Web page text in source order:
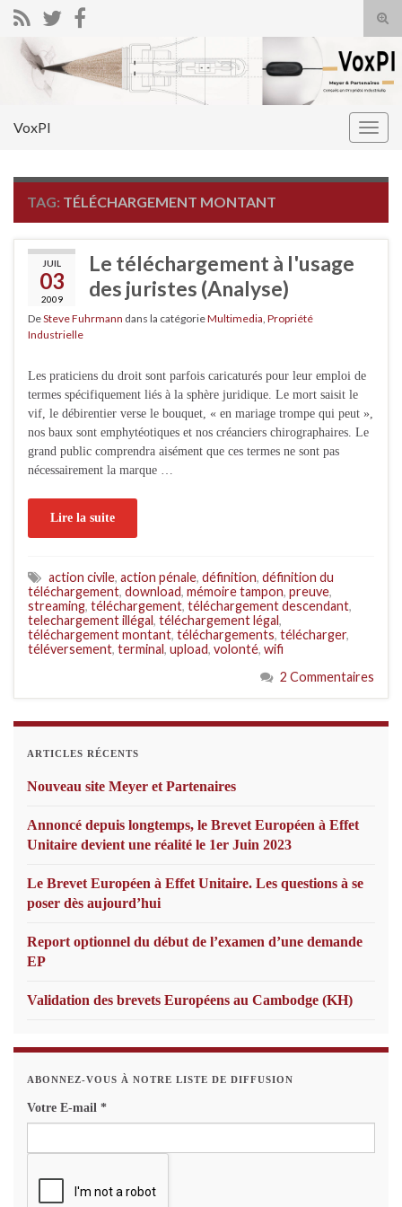
Search for:
VoxPI
TAG: TÉLÉCHARGEMENT MONTANT
JUIL
03
2009
Le téléchargement à l'usage
des juristes (Analyse)
DeSteve Fuhrmann dans la catégorieMultimedia Propriété
Industrielle
Les praticiens du droit sont parfois caricaturés pour leur emploi de
termes spécifiquement liés à la sphère juridique. Le mort saisit le
vif, le débirentier verse le bouquet, « en mariage trompe qui peut »,
nos baux sont emphytéotiques et nos créanciers chirographaires. Le
grand public comprendra aisément que ces termes ne sont pas
nécessairement la marque …
Lire la suite
action civile, action pénale, définition, définition du
téléchargement, download, mémoire tampon, preuve,
streaming, téléchargement, téléchargement descendant,
telechargement illégal, téléchargement légal,
téléchargement montant, téléchargements, télécharger,
téléversement, terminal, upload, volonté, wifi
2 Commentaires
ARTICLES RÉCENTS
Nouveau site Meyer et Partenaires
Annoncé depuis longtemps, le Brevet Européen à Effet
Unitaire devient une réalité le 1er Juin 2023
Le Brevet Européen à Effet Unitaire. Les questions à se
poser dès aujourd’hui
Report optionnel du début de l’examen d’une demande
EP
Validation des brevets Européens au Cambodge (KH)
ABONNEZ-VOUS À NOTRE LISTE DE DIFFUSION
Votre E-mail *